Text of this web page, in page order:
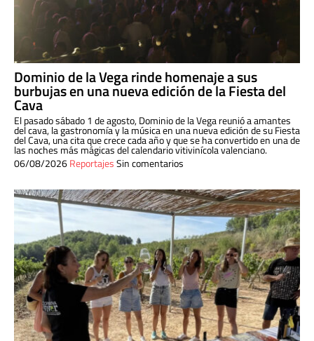
Dominio de la Vega rinde homenaje a sus
burbujas en una nueva edición de la Fiesta del
Cava
El pasado sábado 1 de agosto, Dominio de la Vega reunió a amantes
del cava, la gastronomía y la música en una nueva edición de su Fiesta
del Cava, una cita que crece cada año y que se ha convertido en una de
las noches más mágicas del calendario vitivinícola valenciano.
06/08/2026ReportajesSin comentarios